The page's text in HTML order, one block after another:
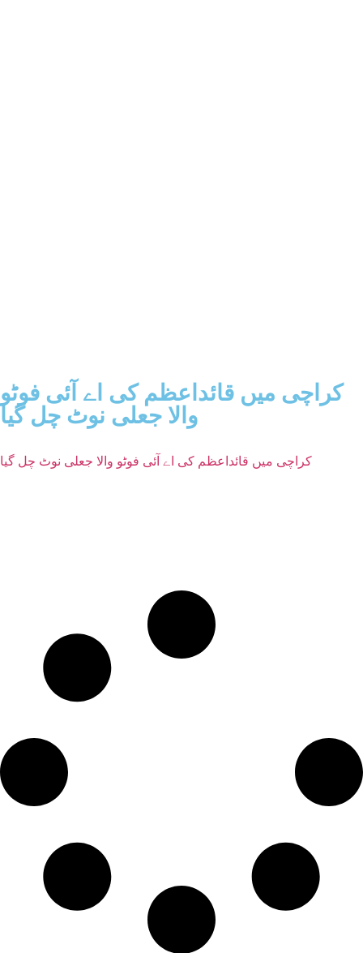
کراچی میں قائداعظم کی اے آئی فوٹو
والا جعلی نوٹ چل گیا
کراچی میں قائداعظم کی اے آئی فوٹو والا جعلی نوٹ چل گیا